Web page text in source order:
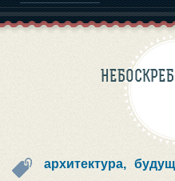
архитектура,